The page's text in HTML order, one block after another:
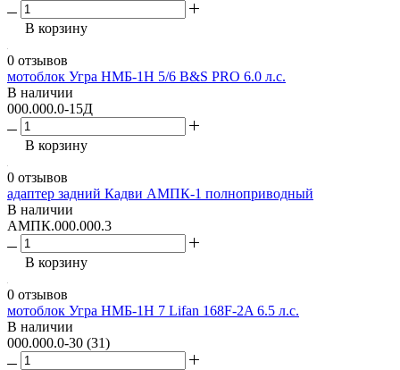
В корзину
0 отзывов
мотоблок Угра НМБ-1Н 5/6 B&S PRO 6.0 л.с.
В наличии
000.000.0-15Д
В корзину
0 отзывов
адаптер задний Кадви АМПК-1 полноприводный
В наличии
АМПК.000.000.3
В корзину
0 отзывов
мотоблок Угра НМБ-1Н 7 Lifan 168F-2A 6.5 л.с.
В наличии
000.000.0-30 (31)